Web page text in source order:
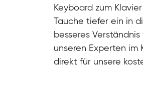
Keyboard zum
Tauche tiefer ein in
besseres
unseren Experten
direkt für unsere